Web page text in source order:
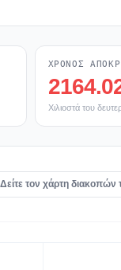
ΧΡΌΝΟΣ
Χιλιοστά του
Δείτε τον χάρτη